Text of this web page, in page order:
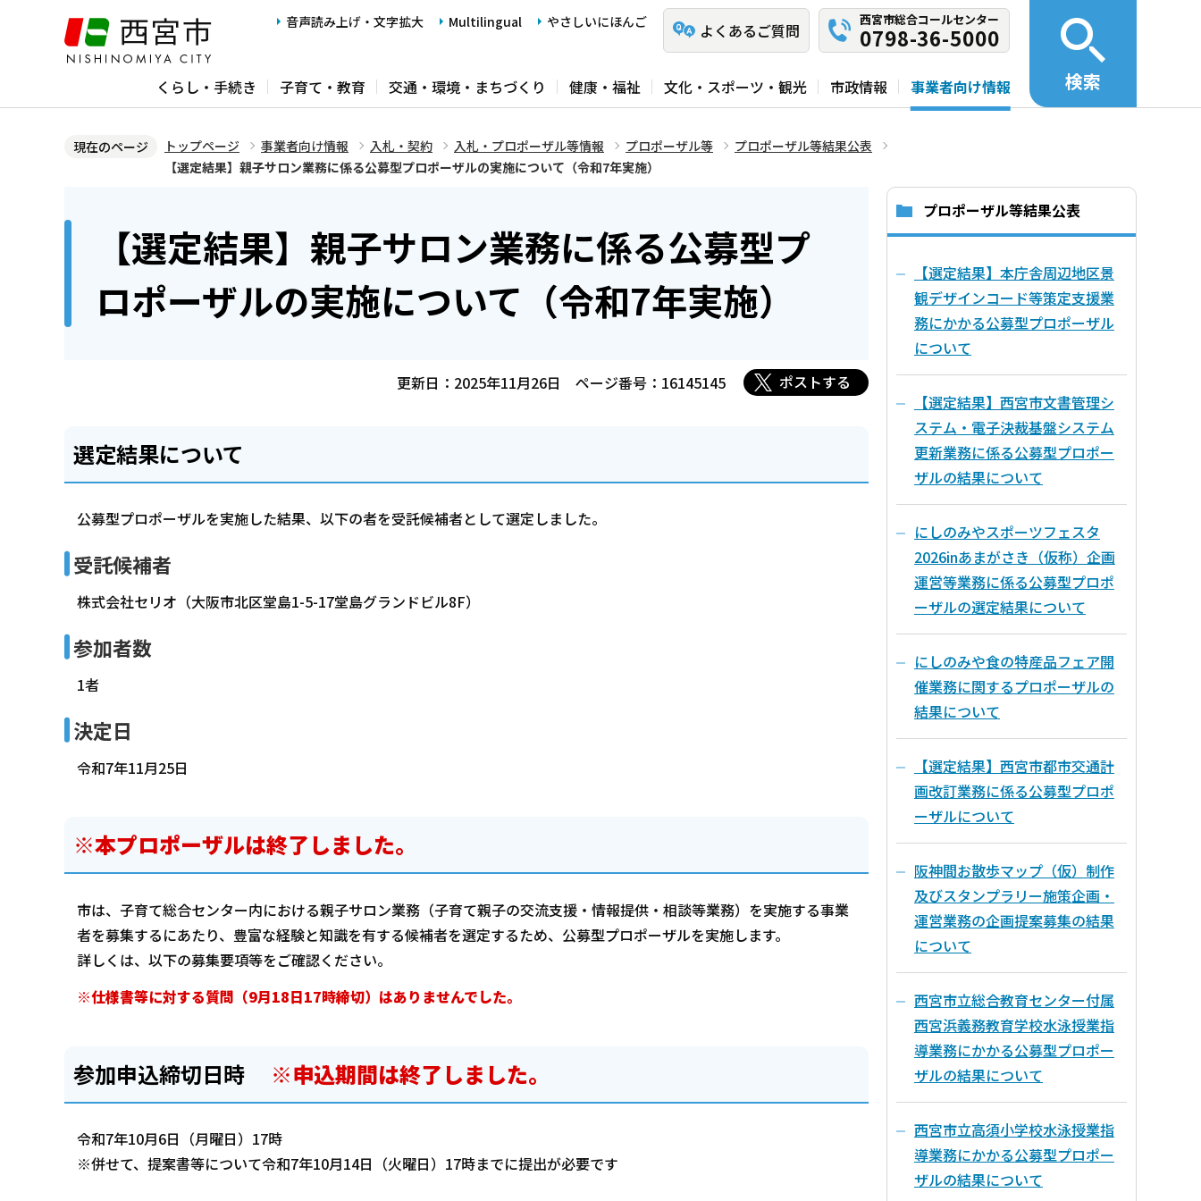
ジ
音声読み上げ・文字拡大 Multilingual やさしいにほんご よくあるご質問
西宮市総合コールセンター
0798-36-5000
くらし・手続き 子育て・教育 交通・環境・まちづくり 健康・福祉 文化・スポーツ・観光 市政情報 事業者向け情報 検索
現在のページ トップページ 事業者向け情報 入札・契約 入札・プロポーザル等情報 プロポーザル等
プロポーザル等結果公表
【選定結果】親子サロン業務に係る公募型プロポーザルの実施について（令和7年実施）
【選定結果】親子サロン業務に係る公募型プ
ロポーザルの実施について（令和7年実施）
更新日：2025年11月26日 ページ番号：16145145 ポストする
選定結果について
公募型プロポーザルを実施した結果、以下の者を受託候補者として選定しました。
受託候補者
株式会社セリオ（大阪市北区堂島1-5-17堂島グランドビル8F）
参加者数
1者
決定日
令和7年11月25日
※本プロポーザルは終了しました。
市は、子育て総合センター内における親子サロン業務（子育て親子の交流支援・情報提供・相談等業務）を実施する事業
者を募集するにあたり、豊富な経験と知識を有する候補者を選定するため、公募型プロポーザルを実施します。
詳しくは、以下の募集要項等をご確認ください。
※仕様書等に対する質問（9月18日17時締切）はありませんでした。
参加申込締切日時 ※申込期間は終了しました。
令和7年10月6日（月曜日）17時
※併せて、提案書等について令和7年10月14日（火曜日）17時までに提出が必要です
プロポーザル等結果公表
【選定結果】本庁舎周辺地区景
観デザインコード等策定支援業
務にかかる公募型プロポーザル
について
【選定結果】西宮市文書管理シ
ステム・電子決裁基盤システム
更新業務に係る公募型プロポー
ザルの結果について
にしのみやスポーツフェスタ
2026inあまがさき（仮称）企画
運営等業務に係る公募型プロポ
ーザルの選定結果について
にしのみや食の特産品フェア開
催業務に関するプロポーザルの
結果について
【選定結果】西宮市都市交通計
画改訂業務に係る公募型プロポ
ーザルについて
阪神間お散歩マップ（仮）制作
及びスタンプラリー施策企画・
運営業務の企画提案募集の結果
について
西宮市立総合教育センター付属
西宮浜義務教育学校水泳授業指
導業務にかかる公募型プロポー
ザルの結果について
西宮市立高須小学校水泳授業指
導業務にかかる公募型プロポー
ザルの結果について